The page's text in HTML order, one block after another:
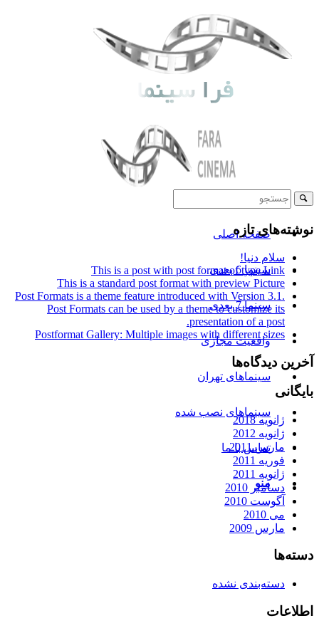
صفحه اصلی
سینما 6 بعدی
سینما 7 بعدی
واقعیت مجازی
سینماهای تهران
سینماهای نصب شده
تماس با ما
منو
نوشته‌های تازه
سلام دنیا!
This is a post with post format of type Link
This is a standard post format with preview Picture
Post Formats is a theme feature introduced with Version 3.1.
Post Formats can be used by a theme to customize its
presentation of a post.
Postformat Gallery: Multiple images with different sizes
آخرین دیدگاه‌ها
بایگانی
ژانویه 2018
ژانویه 2012
مارس 2011
فوریه 2011
ژانویه 2011
دسامبر 2010
آگوست 2010
می 2010
مارس 2009
دسته‌ها
دسته‌بندی نشده
اطلاعات